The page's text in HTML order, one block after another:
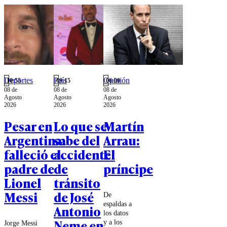
Deportes
10:55
08 de
Agosto
2026
Pesar en
Argentina:
falleció el
padre de
Lionel
Messi
Jorge Messi
País
09:15
08 de
Agosto
2026
Lo que se
sabe del
accidente
de
tránsito
de José
Antonio
Opinión
06:00
08 de
Agosto
2026
Martín
Arrau:
El
príncipe
De
espaldas a
los datos
y a los